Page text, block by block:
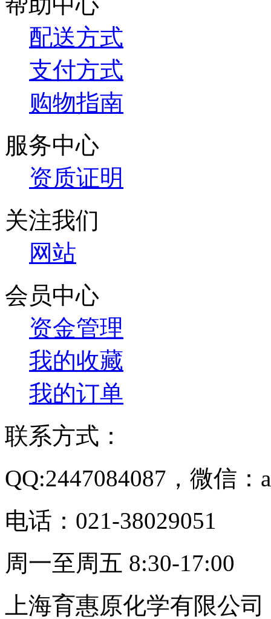
配送方式
支付方式
购物指南
服务中心
资质证明
关注我们
网站
会员中心
资金管理
我的收藏
我的订单
联系方式：
QQ:2447084087，微信：
电话：021-38029051
周一至周五 8:30-17:00
上海育惠原化学有限公司